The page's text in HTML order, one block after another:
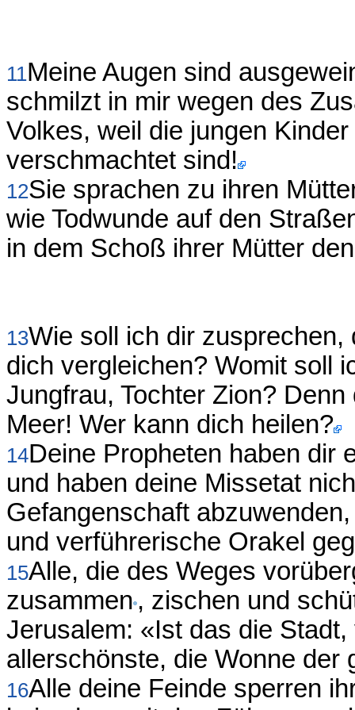
11Meine Augen sind
schmilzt in mir wegen des
Volkes, weil die jungen
verschmachtet sind!
12Sie sprachen zu ihren
wie Todwunde auf den
in dem Schoß ihrer Mütter
13Wie soll ich dir zusprechen,
dich vergleichen? Womit soll
Jungfrau, Tochter Zion?
Meer! Wer kann dich heilen?
14Deine Propheten haben dir
und haben deine Missetat
Gefangenschaft
und verführerische Orakel
15Alle, die des Weges
zusammen , zischen und
Jerusalem: «Ist das die
allerschönste, die Wonne der
16Alle deine Feinde sperren